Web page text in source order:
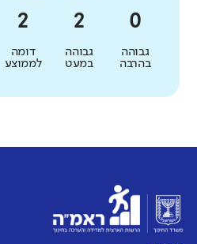
גבוהה
בהרבה
גבוהה
במעט
דומה
לממוצע